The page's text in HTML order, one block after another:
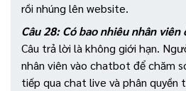
rồi nhúng lên website.
Câu 28: Có bao nhiêu nhân
Câu trả lời là không giới hạn.
nhân viên vào chatbot để chăm
tiếp qua chat live và phân quyền